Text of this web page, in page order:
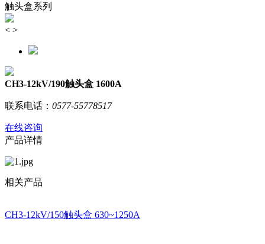
触头盒系列
< >
CH3-12kV/190触头盒 1600A
联系电话： 0577-55778517
在线咨询
产品详情
相关产品
CH3-12kV/150触头盒 630~1250A